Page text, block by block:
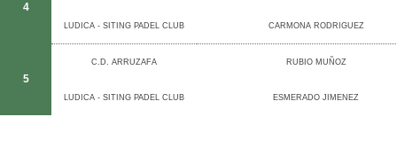
4
LUDICA - SITING PADEL CLUB CARMONA RODRIGUEZ
5
C.D. ARRUZAFA RUBIO MUÑOZ
LUDICA - SITING PADEL CLUB ESMERADO JIMENEZ